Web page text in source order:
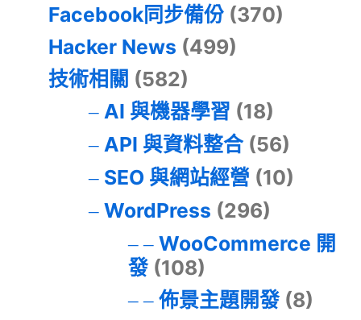
Facebook同步備份 (370)
Hacker News (499)
技術相關 (582)
AI 與機器學習 (18)
API 與資料整合(56)
SEO 與網站經營 (10)
WordPress (296)
WooCommerce 開
發(108)
佈景主題開發(8)